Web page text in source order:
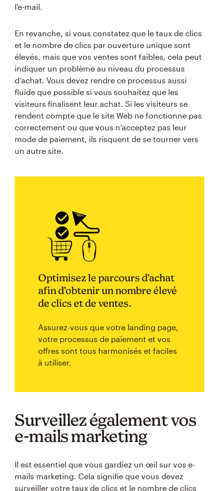
l’e-mail.
En revanche, si vous constatez que le taux de clics
et le nombre de clics par ouverture unique sont
élevés, mais que vos ventes sont faibles, cela peut
indiquer un problème au niveau du processus
d’achat. Vous devez rendre ce processus aussi
fluide que possible si vous souhaitez que les
visiteurs finalisent leur achat. Si les visiteurs se
rendent compte que le site Web ne fonctionne pas
correctement ou que vous n’acceptez pas leur
mode de paiement, ils risquent de se tourner vers
un autre site.
Optimisez le parcours d’achat
afin d’obtenir un nombre élevé
de clics et de ventes.
Assurez-vous que votre landing page,
votre processus de paiement et vos
offres sont tous harmonisés et faciles
à utiliser.
Surveillez également vos
e-mails marketing
Il est essentiel que vous gardiez un œil sur vos e-
mails marketing. Cela signifie que vous devez
surveiller votre taux de clics et le nombre de clics